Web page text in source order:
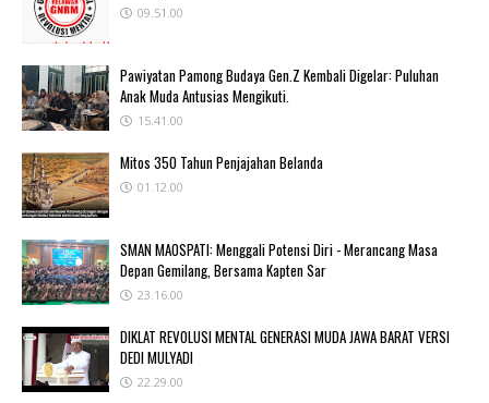
09.51.00
Pawiyatan Pamong Budaya Gen.Z Kembali Digelar: Puluhan
Anak Muda Antusias Mengikuti.
15.41.00
Mitos 350 Tahun Penjajahan Belanda
01.12.00
SMAN MAOSPATI: Menggali Potensi Diri - Merancang Masa
Depan Gemilang, Bersama Kapten Sar
23.16.00
DIKLAT REVOLUSI MENTAL GENERASI MUDA JAWA BARAT VERSI
DEDI MULYADI
22.29.00